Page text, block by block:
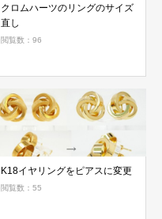
クロムハーツのリングのサイズ
直し
閲覧数：96
K18イヤリングをピアスに変更
閲覧数：55